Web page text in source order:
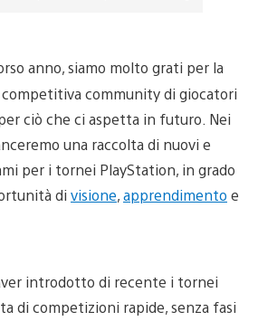
anno, siamo molto grati per la
community di giocatori
ciò che ci aspetta in futuro. Nei
una raccolta di nuovi e
per i tornei PlayStation, in grado
di visione,apprendimento e
introdotto di recente i tornei
di competizioni rapide, senza fasi